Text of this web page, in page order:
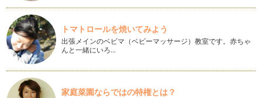
今年は親戚に手書きの暑中お見舞いを送ろう！
梅雨真っ只中の地域も多い季節になってきましたね。 この梅
雨が明けると、「暑中お見舞…
美文字への効果的な練習に欠かせないのは〇〇！
これまで、すぐにでも美文字に近づけるようなコツをお伝えし
てきましたが、練習をしていく上で非…
トマトロールを焼いてみよう
出張メインのベビマ（ベビーマッサージ）教室です。赤ちゃ
んと一緒にいろ…
家庭菜園ならではの特権とは？